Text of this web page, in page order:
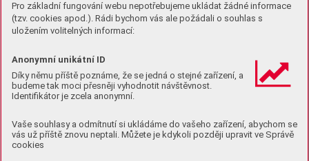
Pro základní fungování webu nepotřebujeme ukládat žádné informace
(tzv. cookies apod.). Rádi bychom vás ale požádali o souhlas s
uložením volitelných informací:
Anonymní unikátní ID
Díky němu příště poznáme, že se jedná o stejné zařízení, a
budeme tak moci přesněji vyhodnotit návštěvnost.
Identifikátor je zcela anonymní.
Vaše souhlasy a odmítnutí si ukládáme do vašeho zařízení, abychom se
vás už příště znovu neptali. Můžete je kdykoli později upravit ve Správě
cookies
Koupit (49 Kč)
Obsah